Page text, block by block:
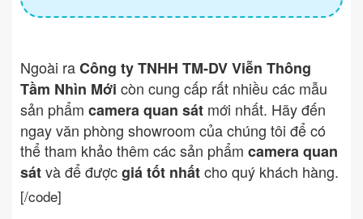
Ngoài raCông ty TNHH TM-DV Viễn Thông
Tầm Nhìn Mới còn cung cấp rất nhiều các mẫu
sản phẩm camera quan sát mới nhất. Hãy đến
ngay văn phòng showroom của chúng tôi để có
thể tham khảo thêm các sản phẩm camera quan
sátvà để đượcgiá tốt nhấtcho quý khách hàng.
[/code]